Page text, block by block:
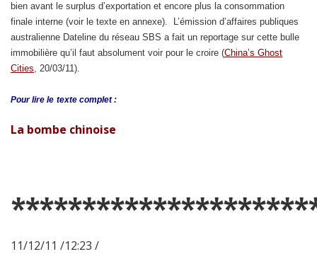
bien avant le surplus d’exportation et encore plus la consommation
finale interne (voir le texte en annexe). L’émission d’affaires publiques
australienne Dateline du réseau SBS a fait un reportage sur cette bulle
immobilière qu’il faut absolument voir pour le croire (China’s Ghost
Cities, 20/03/11).
Pour lire le texte complet :
La bombe chinoise
11/12/11 /12:23 /